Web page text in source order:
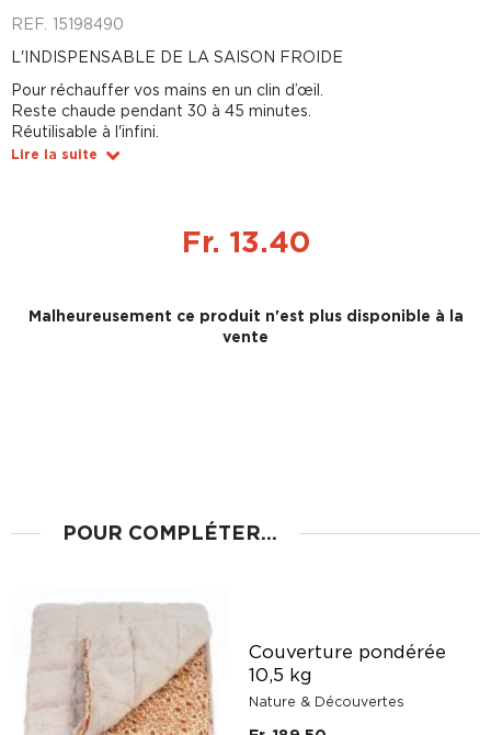
REF. 15198490
L'INDISPENSABLE DE LA SAISON FROIDE
Pour réchauffer vos mains en un clin d’œil.
Reste chaude pendant 30 à 45 minutes.
Réutilisable à l'infini.
Lire la suite
Fr. 13.40
Malheureusement ce produit n'est plus disponible à la
vente
POUR COMPLÉTER...
Couverture pondérée
10,5 kg
Nature & Découvertes